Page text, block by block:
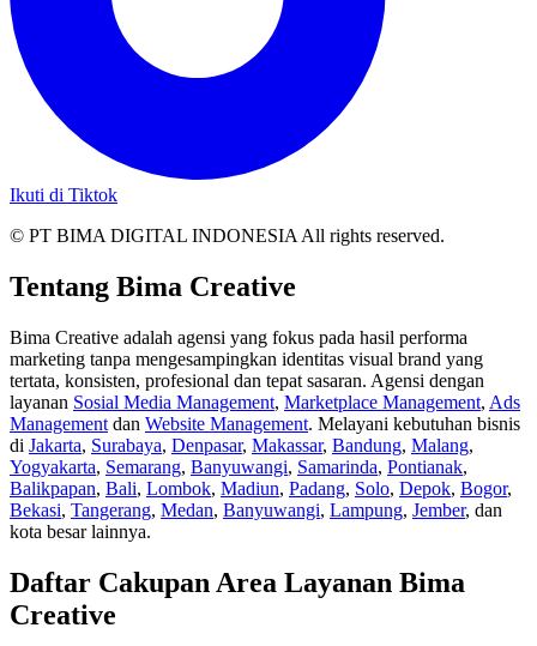
Ikuti di Tiktok
© PT BIMA DIGITAL INDONESIA All rights reserved.
Tentang Bima Creative
Bima Creative adalah agensi yang fokus pada hasil performa
marketing tanpa mengesampingkan identitas visual brand yang
tertata, konsisten, profesional dan tepat sasaran. Agensi dengan
layanan Sosial Media Management, Marketplace Management, Ads
Management dan Website Management. Melayani kebutuhan bisnis
di Jakarta, Surabaya, Denpasar, Makassar, Bandung, Malang,
Yogyakarta, Semarang, Banyuwangi, Samarinda, Pontianak,
Balikpapan, Bali, Lombok, Madiun, Padang, Solo, Depok, Bogor,
Bekasi, Tangerang, Medan, Banyuwangi, Lampung, Jember, dan
kota besar lainnya.
Daftar Cakupan Area Layanan Bima
Creative